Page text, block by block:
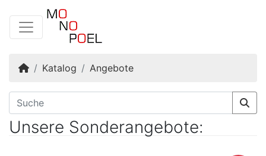
Startseite
Katalog Angebote
Unsere Sonderangebote: